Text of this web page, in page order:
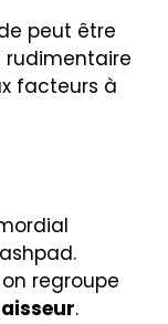
peut être
rudimentaire
facteurs à
regroupe
.